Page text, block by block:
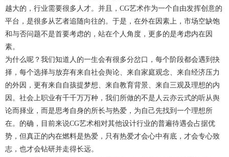
越大的，行业需要很多人才。并且，CG艺术作为一个自由发挥创意的
平台，是很多从艺者追随向往的。于是，在外在因素上，市场空缺饱
和与否问题不是首要考虑的，站在个人角度，更多的是考虑内在因
素。
为什么呢？我们知道人的一生会有很多分岔口，每个阶段都会遇到抉
择，每个选择与放弃有来自社会舆论、来自家庭观念、来自经济压力
的外因，更有来自自孩提梦想、来自教育背景、来自三观及理想的内
因。社会上职业有千千万万种，我们所做的不是人云亦云式的听从舆
论而择业，而是思考自身的所长与热爱，为自己先找到一个理想所
在。的确，目前来说CG艺术相对其他设计行业的普遍待遇会占据优
势，但真正的内在燃料是热爱，只有热爱才会心中有底，才会专心致
志，也才会钻研并走得长远。